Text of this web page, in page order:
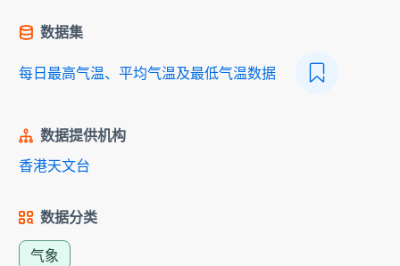
数据集
每日最高气温、平均气温及最低气温数据
数据提供机构
香港天文台
数据分类
气象